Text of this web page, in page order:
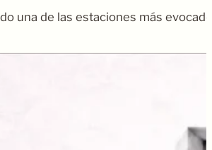
una de las estaciones más